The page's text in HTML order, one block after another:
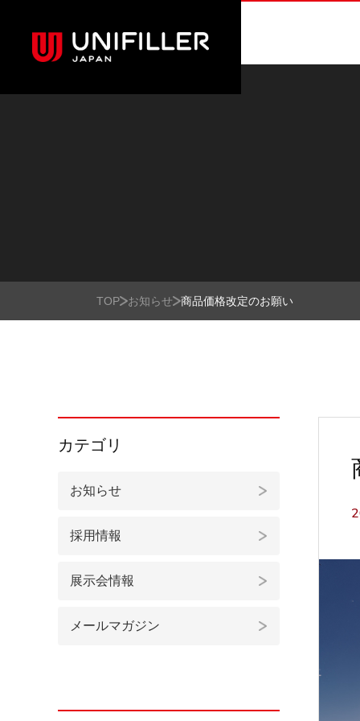
TOP お知らせ 商品価格改定のお願い
カテゴリ
お知らせ
採用情報
展示会情報
メールマガジン